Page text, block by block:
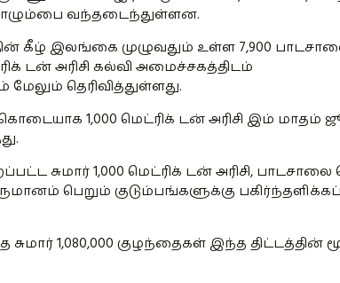
வந்தடைந்துள்ளன.
கீழ் இலங்கை முழுவதும் உள்ள 7,900
டன் அரிசி கல்வி அமைச்சகத்திடம்
தெரிவித்துள்ளது.
1,000 மெட்ரிக் டன் அரிசி இம் மாதம்
சுமார் 1,000 மெட்ரிக் டன் அரிசி, பாடசாலை
பெறும் குடும்பங்களுக்கு
1,080,000 குழந்தைகள் இந்த திட்டத்தின்